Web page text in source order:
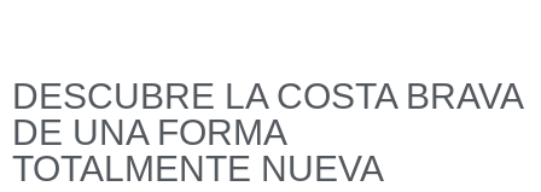
DESCUBRE LA COSTA BRAVA
DE UNA FORMA
TOTALMENTE NUEVA